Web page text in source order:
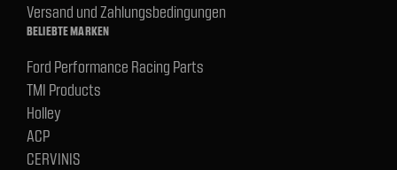
Versand und Zahlungsbedingungen
BELIEBTE MARKEN
Ford Performance Racing Parts
TMI Products
Holley
ACP
CERVINIS